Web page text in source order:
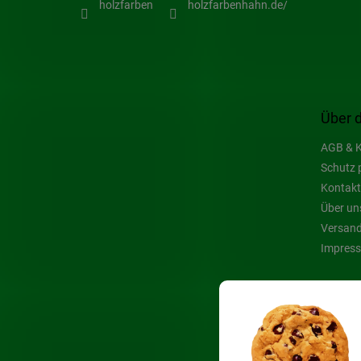
Über
AGB &
Schutz
Kontakt
Über
holzfarben holzfarbenhahn.de/